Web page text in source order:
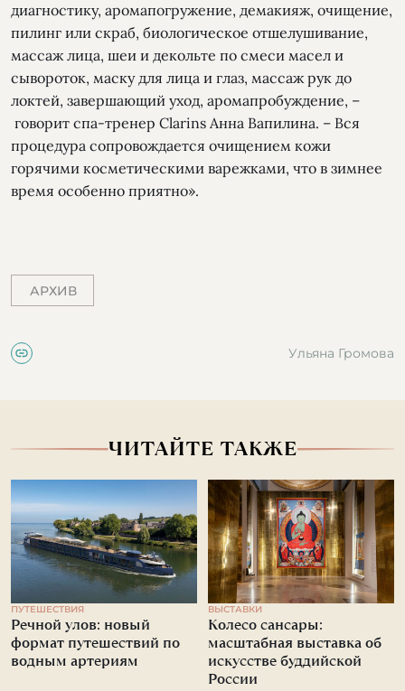
диагностику, аромапогружение, демакияж, очищение,
пилинг или скраб, биологическое отшелушивание,
массаж лица, шеи и декольте по смеси масел и
сывороток, маску для лица и глаз, массаж рук до
локтей, завершающий уход, аромапробуждение, –
говорит спа-тренер Clarins Анна Вапилина. – Вся
процедура сопровождается очищением кожи
горячими косметическими варежками, что в зимнее
время особенно приятно».
АРХИВ
Ульяна Громова
ЧИТАЙТЕ ТАКЖЕ
ПУТЕШЕСТВИЯ
Речной улов: новый
формат путешествий по
водным артериям
ВЫСТАВКИ
Колесо сансары:
масштабная выставка об
искусстве буддийской
России